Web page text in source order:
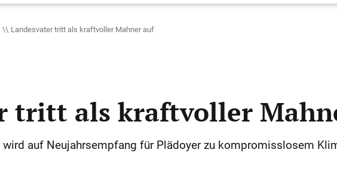
Landesvater tritt als kraftvoller Mahner auf
tritt als kraftvoller
auf Neujahrsempfang für Plädoyer zu kompromisslosem